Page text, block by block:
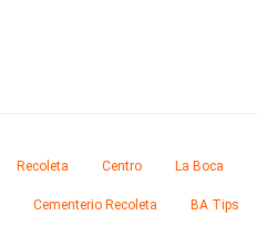
Recoleta Centro La Boca
Cementerio Recoleta BA Tips